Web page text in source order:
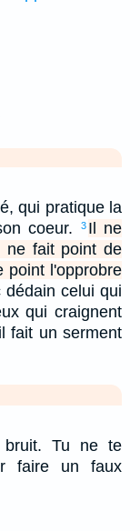
qui pratique la
coeur.
3 Il ne
ne fait point de
point l'opprobre
dédain celui qui
qui craignent
fait un serment
bruit. Tu ne te
faire un faux